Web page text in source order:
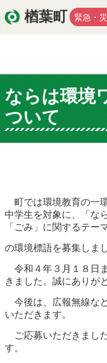
楢葉町 緊急・
くらし・環境
医療・健康・福祉
入札・契約
農林水産業
楢葉町について
ならは環境
ついて
町では環境教育の一
中学生を対象に、「な
「ごみ」に関するテー
の環境標語を募集しまし
令和４年３月１８日
きました。誠にありが
今後は、広報無線な
いただきます。
ご応募いただきまし
す。